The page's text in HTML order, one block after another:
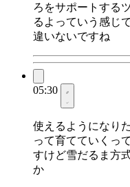
ろをサポートする
るよっていう感じ
違いないですね
05:30
使えるようになり
って育てていくっ
すけど雪だるま方
か